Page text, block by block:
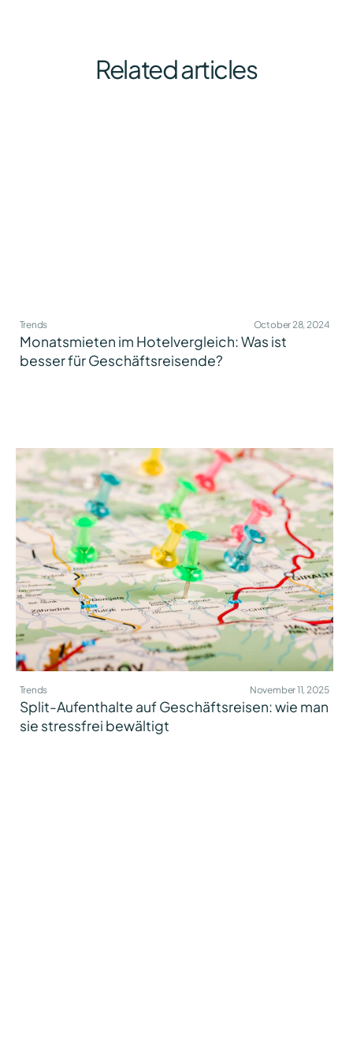
Related articles
Trends October 28, 2024
Monatsmieten im Hotelvergleich: Was ist
besser für Geschäftsreisende?
Trends November 11, 2025
Split-Aufenthalte auf Geschäftsreisen: wie man
sie stressfrei bewältigt